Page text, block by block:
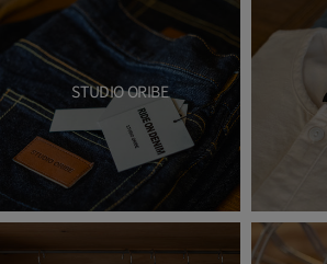
STUDIO ORIBE